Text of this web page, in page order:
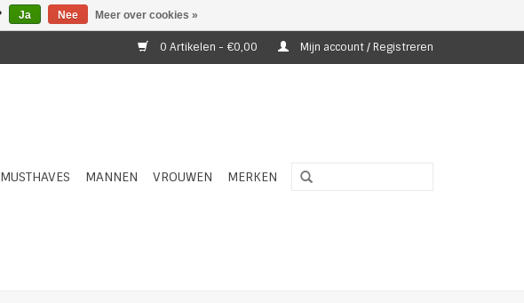
0 Artikelen - €0,00 Mijn account / Registreren
MUSTHAVES MANNEN VROUWEN MERKEN
Ja Nee Meer over cookies »